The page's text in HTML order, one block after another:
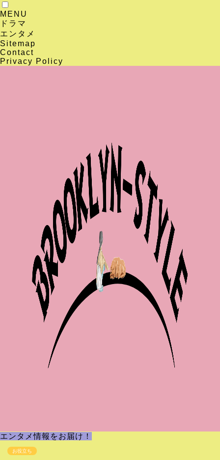
MENU
ドラマ
エンタメ
Sitemap
Contact
Privacy Policy
エンタメ情報をお届け！
お役立ち